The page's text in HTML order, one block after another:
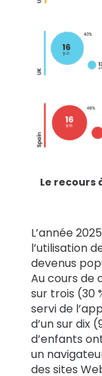
Le recours
L’année
l’utilisation
devenus
Au cours de
sur trois (30
servi de
d’un sur dix
d’enfants
un
des sites